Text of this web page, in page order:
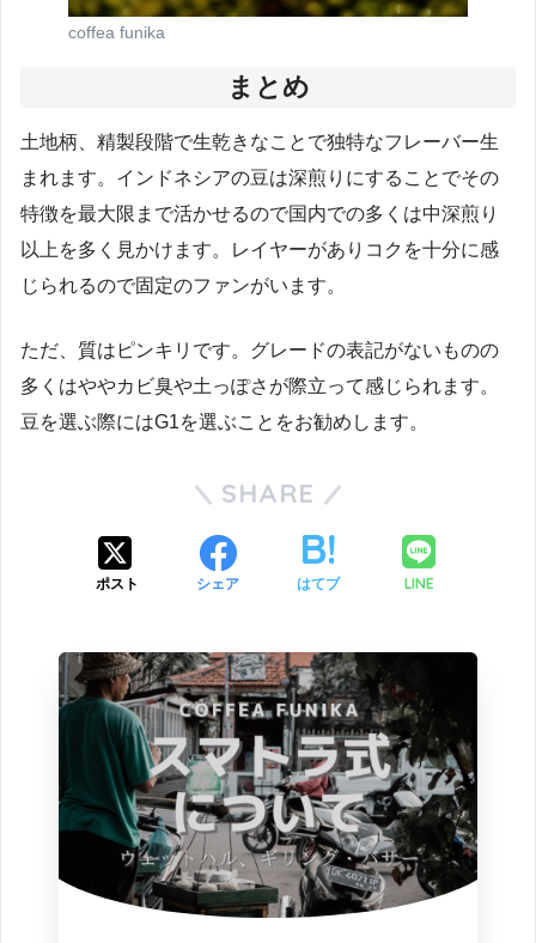
coffea funika
まとめ
土地柄、精製段階で生乾きなことで独特なフレーバー生
まれます。インドネシアの豆は深煎りにすることでその
特徴を最大限まで活かせるので国内での多くは中深煎り
以上を多く見かけます。レイヤーがありコクを十分に感
じられるので固定のファンがいます。
ただ、質はピンキリです。グレードの表記がないものの
多くはややカビ臭や土っぽさが際立って感じられます。
豆を選ぶ際にはG1を選ぶことをお勧めします。
SHARE
ポスト シェア はてブ LINE